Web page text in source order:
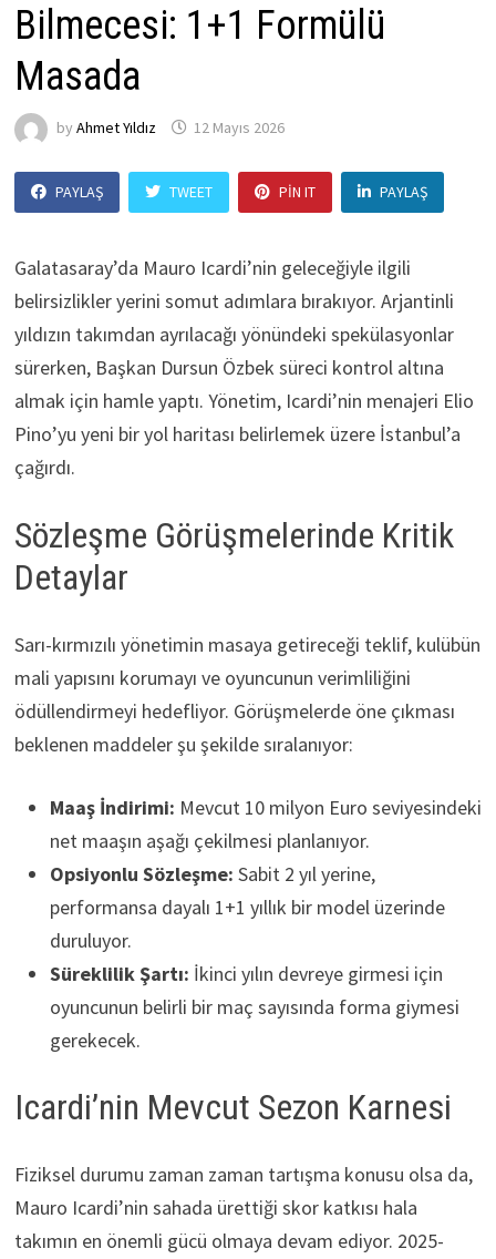
Bilmecesi: 1+1 Formülü
Masada
by Ahmet Yıldız 12 Mayıs 2026
PAYLAŞ TWEET PIN IT PAYLAŞ
Galatasaray’da Mauro Icardi’nin geleceğiyle ilgili
belirsizlikler yerini somut adımlara bırakıyor. Arjantinli
yıldızın takımdan ayrılacağı yönündeki spekülasyonlar
sürerken, Başkan Dursun Özbek süreci kontrol altına
almak için hamle yaptı. Yönetim, Icardi’nin menajeri Elio
Pino’yu yeni bir yol haritası belirlemek üzere İstanbul’a
çağırdı.
Sözleşme Görüşmelerinde Kritik
Detaylar
Sarı-kırmızılı yönetimin masaya getireceği teklif, kulübün
mali yapısını korumayı ve oyuncunun verimliliğini
ödüllendirmeyi hedefliyor. Görüşmelerde öne çıkması
beklenen maddeler şu şekilde sıralanıyor:
Maaş İndirimi: Mevcut 10 milyon Euro seviyesindeki
net maaşın aşağı çekilmesi planlanıyor.
Opsiyonlu Sözleşme: Sabit 2 yıl yerine,
performansa dayalı 1+1 yıllık bir model üzerinde
duruluyor.
Süreklilik Şartı: İkinci yılın devreye girmesi için
oyuncunun belirli bir maç sayısında forma giymesi
gerekecek.
Icardi’nin Mevcut Sezon Karnesi
Fiziksel durumu zaman zaman tartışma konusu olsa da,
Mauro Icardi’nin sahada ürettiği skor katkısı hala
takımın en önemli gücü olmaya devam ediyor. 2025-